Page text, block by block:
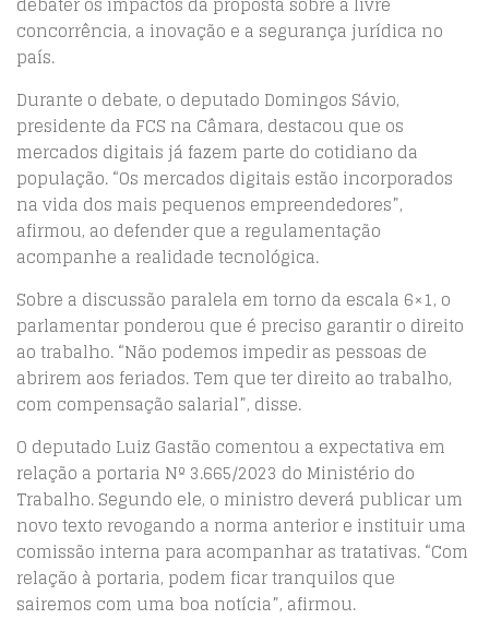
concorrência, a inovação e a segurança jurídica no
país.
Durante o debate, o deputado Domingos Sávio,
presidente da FCS na Câmara, destacou que os
mercados digitais já fazem parte do cotidiano da
população. “Os mercados digitais estão incorporados
na vida dos mais pequenos empreendedores”,
afirmou, ao defender que a regulamentação
acompanhe a realidade tecnológica.
Sobre a discussão paralela em torno da escala 6×1, o
parlamentar ponderou que é preciso garantir o direito
ao trabalho. “Não podemos impedir as pessoas de
abrirem aos feriados. Tem que ter direito ao trabalho,
com compensação salarial”, disse.
O deputado Luiz Gastão comentou a expectativa em
relação a portaria Nº 3.665/2023 do Ministério do
Trabalho. Segundo ele, o ministro deverá publicar um
novo texto revogando a norma anterior e instituir uma
comissão interna para acompanhar as tratativas. “Com
relação à portaria, podem ficar tranquilos que
sairemos com uma boa notícia”, afirmou.